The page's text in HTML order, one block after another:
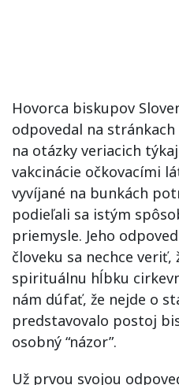
Hovorca biskupov
odpovedal na
na otázky veriacich
vakcinácie očkovacími
vyvíjané na bunkách
podieľali sa istým
priemysle. Jeho
človeku sa nechce
spirituálnu hĺbku
nám dúfať, že nejde o
predstavovalo postoj
osobný “názor”.
Už prvou svojou